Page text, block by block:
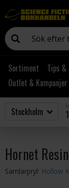
Sortiment Tips
Outlet & Kampanjer
Hornet
Samlarpryl: Hollow